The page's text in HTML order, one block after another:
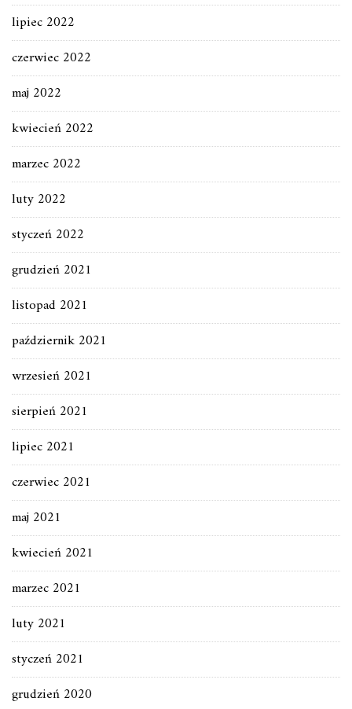
lipiec 2022
czerwiec 2022
maj 2022
kwiecień 2022
marzec 2022
luty 2022
styczeń 2022
grudzień 2021
listopad 2021
październik 2021
wrzesień 2021
sierpień 2021
lipiec 2021
czerwiec 2021
maj 2021
kwiecień 2021
marzec 2021
luty 2021
styczeń 2021
grudzień 2020